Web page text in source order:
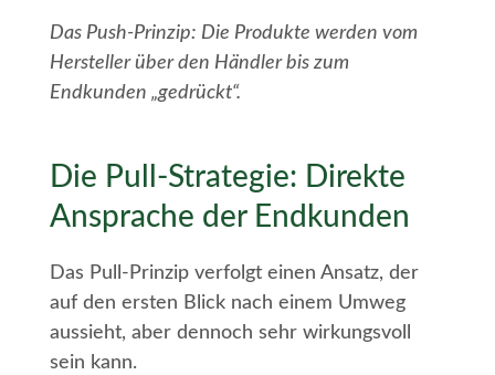
Das Push-Prinzip: Die Produkte werden vom
Hersteller über den Händler bis zum
Endkunden „gedrückt“.
Die Pull-Strategie: Direkte
Ansprache der Endkunden
Das Pull-Prinzip verfolgt einen Ansatz, der
auf den ersten Blick nach einem Umweg
aussieht, aber dennoch sehr wirkungsvoll
sein kann.